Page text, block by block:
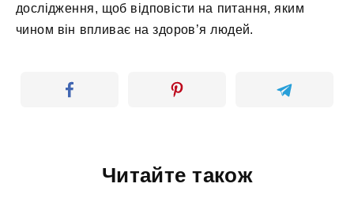
дослідження, щоб відповісти на питання, яким
чином він впливає на здоров’я людей.
Читайте також